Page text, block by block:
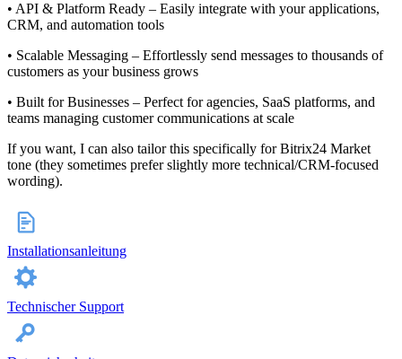
• API & Platform Ready – Easily integrate with your applications,
CRM, and automation tools
• Scalable Messaging – Effortlessly send messages to thousands of
customers as your business grows
• Built for Businesses – Perfect for agencies, SaaS platforms, and
teams managing customer communications at scale
If you want, I can also tailor this specifically for Bitrix24 Market
tone (they sometimes prefer slightly more technical/CRM-focused
wording).
Installationsanleitung
Technischer Support